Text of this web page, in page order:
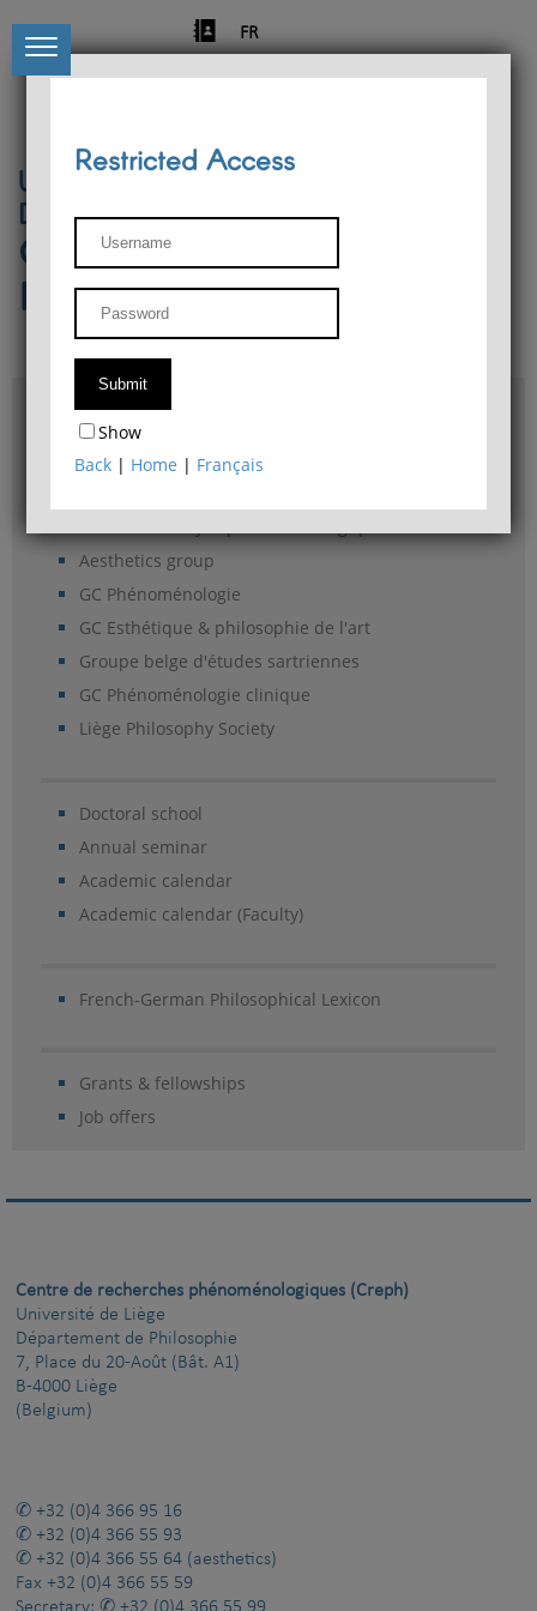
FR
University of Liège
Départment of Philosophy
Center for Phenomenological
Research
Access & maps
Philosophy Department Library
Aesthetics group
GC Phénoménologie
GC Esthétique & philosophie de l'art
Groupe belge d'études sartriennes
GC Phénoménologie clinique
Liège Philosophy Society
Doctoral school
Annual seminar
Academic calendar
Academic calendar (Faculty)
French-German Philosophical Lexicon
Grants & fellowships
Job offers
Restricted Access
Show
Back | Home | Français
Centre de recherches phénoménologiques (Creph)
Université de Liège
Département de Philosophie
7, Place du 20-Août (Bât. A1)
B-4000 Liège
(Belgium)
+32 (0)4 366 95 16
+32 (0)4 366 55 93
+32 (0)4 366 55 64 (aesthetics)
Fax +32 (0)4 366 55 59